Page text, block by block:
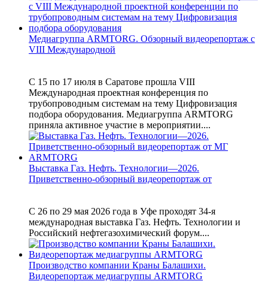
Медиагруппа ARMTORG. Обзорный видеорепортаж с
VIII Международной
С 15 по 17 июля в Саратове прошла VIII
Международная проектная конференция по
трубопроводным системам на тему Цифровизация
подбора оборудования. Медиагруппа ARMTORG
приняла активное участие в мероприятии....
Выставка Газ. Нефть. Технологии—2026.
Приветственно-обзорный видеорепортаж от
С 26 по 29 мая 2026 года в Уфе проходят 34-я
международная выставка Газ. Нефть. Технологии и
Российский нефтегазохимический форум....
Производство компании Краны Балашихи.
Видеорепортаж медиагруппы ARMTORG